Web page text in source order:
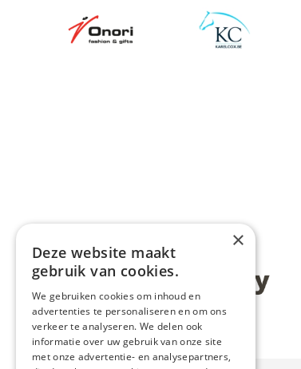
Afbeelding Afbeelding
Afbeelding
×
Deze website maakt
gebruik van cookies.
We gebruiken cookies om inhoud en
advertenties te personaliseren en om ons
verkeer te analyseren. We delen ook
informatie over uw gebruik van onze site
met onze advertentie- en analysepartners,